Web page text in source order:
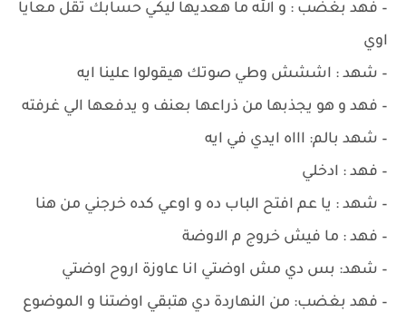
– فهد بغضب : و الله ما هعديها ليكي حسابك تقل معايا
اوي
– شهد : اششش وطي صوتك هيقولوا علينا ايه
– فهد و هو يجذبها من ذراعها بعنف و يدفعها الي غرفته
– شهد بالم: اااه ايدي في ايه
– فهد : ادخلي
– شهد : يا عم افتح الباب ده و اوعي كده خرجني من هنا
– فهد : ما فيش خروج م الاوضة
– شهد: بس دي مش اوضتي انا عاوزة اروح اوضتي
– فهد بغضب: من النهاردة دي هتبقي اوضتنا و الموضوع